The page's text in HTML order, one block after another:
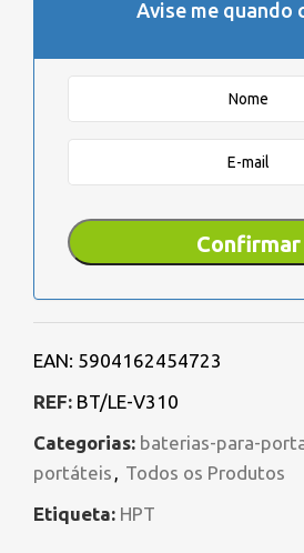
Avise me quando
EAN: 5904162454723
REF: BT/LE-V310
Categorias: baterias-para-
portáteis , Todos os Produtos
Etiqueta: HPT